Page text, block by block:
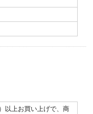
以上お買い上げで、商